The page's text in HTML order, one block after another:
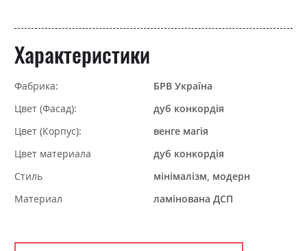
Характеристики
Фабрика:
БРВ Україна
Цвет (Фасад):
дуб конкордія
Цвет (Корпус):
венге магія
Цвет материала
дуб конкордія
Стиль
мінімалізм, модерн
Материал
ламінована ДСП